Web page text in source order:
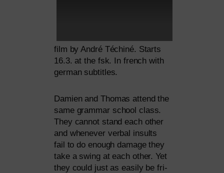
film by André Téchiné. Starts
16.3. at the fsk. In french with
ger­man subtitles.
Damien and Thomas attend the
same grammar school class.
They can­not stand each other
and when­ever ver­bal insults
fail to do enough dama­ge they
take a swing at each other. Yet
they could just as easi­ly be fri­